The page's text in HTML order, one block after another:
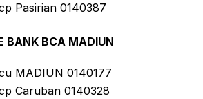
Pasirian 0140387
BANK BCA MADIUN
MADIUN 0140177
Caruban 0140328